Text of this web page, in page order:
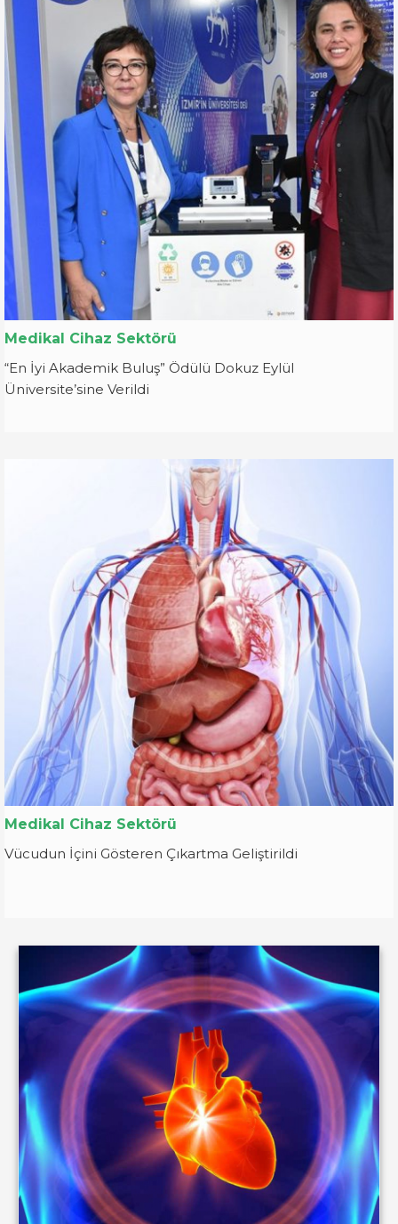
Medikal Cihaz Sektörü
“En İyi Akademik Buluş” Ödülü Dokuz Eylül
Üniversite’sine Verildi
Medikal Cihaz Sektörü
Vücudun İçini Gösteren Çıkartma Geliştirildi